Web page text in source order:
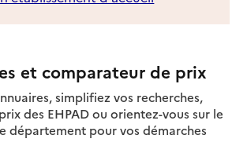
et comparateur de prix
simplifiez vos recherches,
des EHPAD ou orientez-vous sur le
département pour vos démarches